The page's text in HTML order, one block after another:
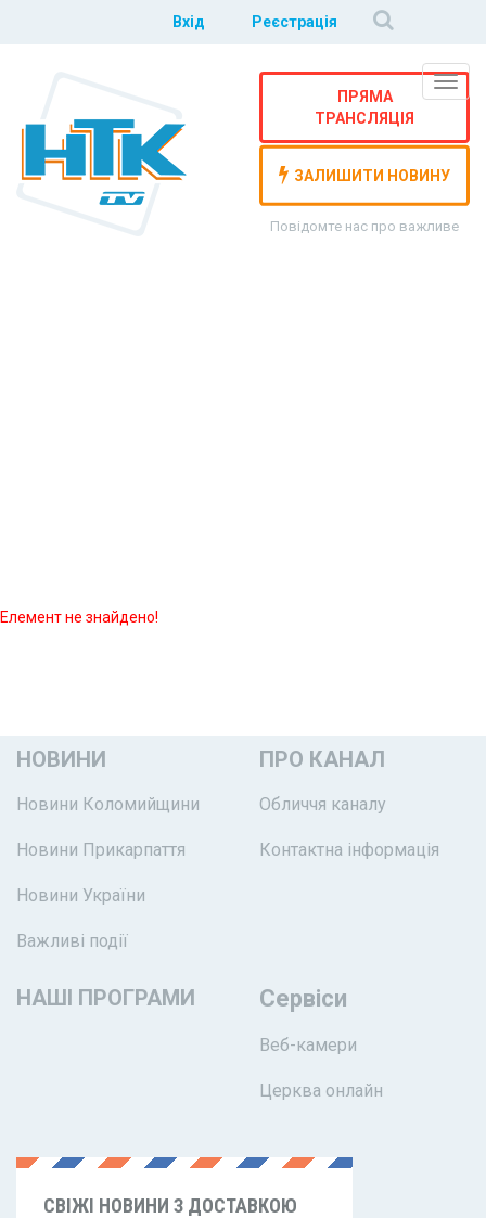
Вхід Реєстрація
ПРЯМА
ТРАНСЛЯЦІЯ
ЗАЛИШИТИ НОВИНУ
Повідомте нас про важливе
Елемент не знайдено!
НОВИНИ
Новини Коломийщини
Новини Прикарпаття
Новини України
Важливі події
ПРО КАНАЛ
Обличчя каналу
Контактна інформація
НАШІ ПРОГРАМИ Сервіси
Веб-камери
Церква онлайн
СВІЖІ НОВИНИ З ДОСТАВКОЮ